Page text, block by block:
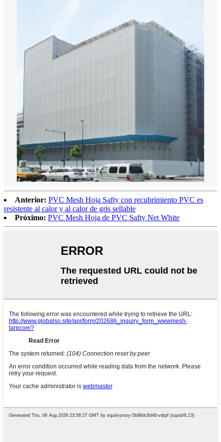
Anterior: PVC Mesh Hoja Safty con recubrimiento PVC es
resistente al calor y al calor de gris sellable
Próximo: PVC Mesh Hoja de PVC Safty Net White